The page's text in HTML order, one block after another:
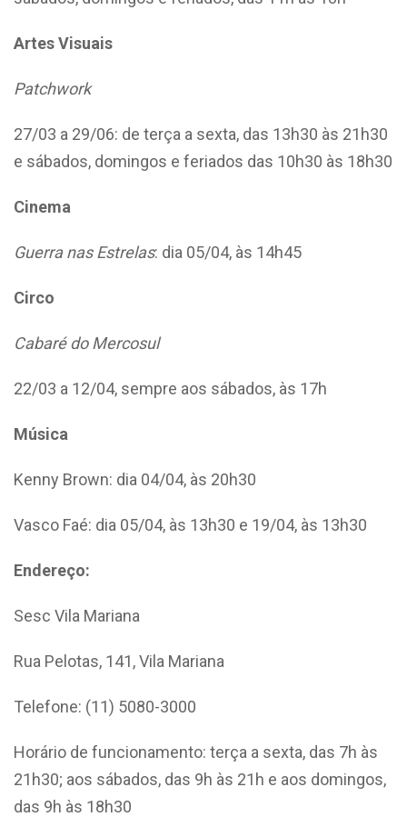
Artes Visuais
Patchwork
27/03 a 29/06: de terça a sexta, das 13h30 às 21h30
e sábados, domingos e feriados das 10h30 às 18h30
Cinema
Guerra nas Estrelas: dia 05/04, às 14h45
Circo
Cabaré do Mercosul
22/03 a 12/04, sempre aos sábados, às 17h
Música
Kenny Brown: dia 04/04, às 20h30
Vasco Faé: dia 05/04, às 13h30 e 19/04, às 13h30
Endereço:
Sesc Vila Mariana
Rua Pelotas, 141, Vila Mariana
Telefone: (11) 5080-3000
Horário de funcionamento: terça a sexta, das 7h às
21h30; aos sábados, das 9h às 21h e aos domingos,
das 9h às 18h30